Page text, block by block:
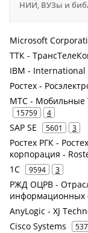
НИИ, ВУЗы и
Microsoft
ТТК -
IBM - International
Ростех -
МТС - Мобильные
15759 4
SAP SE 5601 3
Ростех РГК -
корпорация -
1С 9594 3
РЖД ОЦРВ -
информационных
AnyLogic - XJ
Cisco Systems